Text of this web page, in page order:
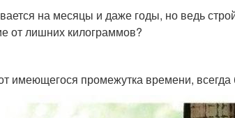
на месяцы и даже годы, но ведь
от лишних килограммов?
имеющегося промежутка времени, всегда